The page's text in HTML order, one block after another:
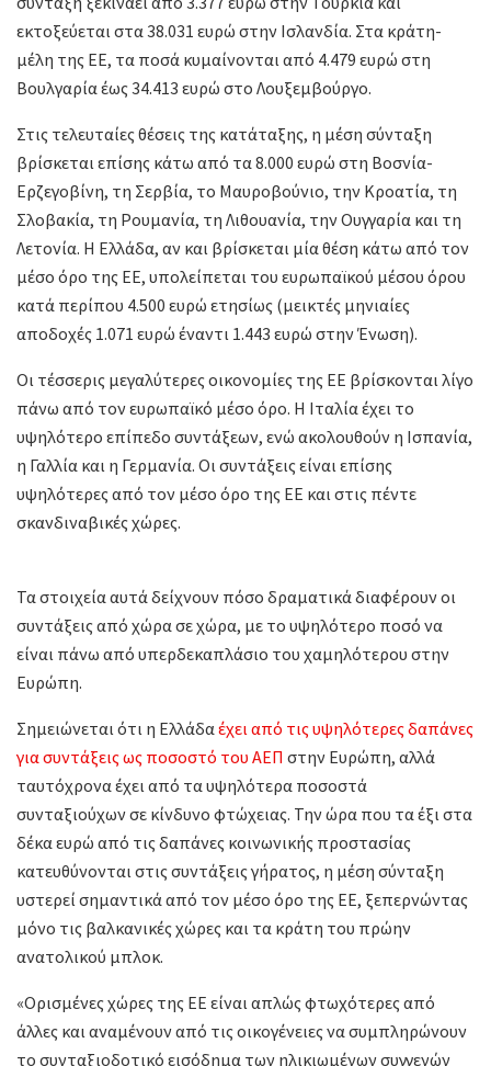
εκτοξεύεται στα 38.031 ευρώ στην Ισλανδία. Στα κράτη-
μέλη της ΕΕ, τα ποσά κυμαίνονται από 4.479 ευρώ στη
Βουλγαρία έως 34.413 ευρώ στο Λουξεμβούργο.
Στις τελευταίες θέσεις της κατάταξης, η μέση σύνταξη
βρίσκεται επίσης κάτω από τα 8.000 ευρώ στη Βοσνία-
Ερζεγοβίνη, τη Σερβία, το Μαυροβούνιο, την Κροατία, τη
Σλοβακία, τη Ρουμανία, τη Λιθουανία, την Ουγγαρία και τη
Λετονία. Η Ελλάδα, αν και βρίσκεται μία θέση κάτω από τον
μέσο όρο της ΕΕ, υπολείπεται του ευρωπαϊκού μέσου όρου
κατά περίπου 4.500 ευρώ ετησίως (μεικτές μηνιαίες
αποδοχές 1.071 ευρώ έναντι 1.443 ευρώ στην Ένωση).
Οι τέσσερις μεγαλύτερες οικονομίες της ΕΕ βρίσκονται λίγο
πάνω από τον ευρωπαϊκό μέσο όρο. Η Ιταλία έχει το
υψηλότερο επίπεδο συντάξεων, ενώ ακολουθούν η Ισπανία,
η Γαλλία και η Γερμανία. Οι συντάξεις είναι επίσης
υψηλότερες από τον μέσο όρο της ΕΕ και στις πέντε
σκανδιναβικές χώρες.
Τα στοιχεία αυτά δείχνουν πόσο δραματικά διαφέρουν οι
συντάξεις από χώρα σε χώρα, με το υψηλότερο ποσό να
είναι πάνω από υπερδεκαπλάσιο του χαμηλότερου στην
Ευρώπη.
Σημειώνεται ότι η Ελλάδαέχει από τις υψηλότερες δαπάνες
για συντάξεις ως ποσοστό του ΑΕΠ στην Ευρώπη, αλλά
ταυτόχρονα έχει από τα υψηλότερα ποσοστά
συνταξιούχων σε κίνδυνο φτώχειας. Την ώρα που τα έξι στα
δέκα ευρώ από τις δαπάνες κοινωνικής προστασίας
κατευθύνονται στις συντάξεις γήρατος, η μέση σύνταξη
υστερεί σημαντικά από τον μέσο όρο της ΕΕ, ξεπερνώντας
μόνο τις βαλκανικές χώρες και τα κράτη του πρώην
ανατολικού μπλοκ.
«Ορισμένες χώρες της ΕΕ είναι απλώς φτωχότερες από
άλλες και αναμένουν από τις οικογένειες να συμπληρώνουν
το συνταξιοδοτικό εισόδημα των ηλικιωμένων συγγενών